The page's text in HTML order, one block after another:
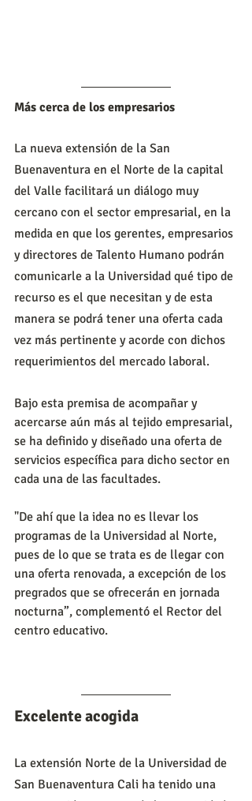
Más cerca de los empresarios
La nueva extensión de la San
Buenaventura en el Norte de la capital
del Valle facilitará un diálogo muy
cercano con el sector empresarial, en la
medida en que los gerentes, empresarios
y directores de Talento Humano podrán
comunicarle a la Universidad qué tipo de
recurso es el que necesitan y de esta
manera se podrá tener una oferta cada
vez más pertinente y acorde con dichos
requerimientos del mercado laboral.
Bajo esta premisa de acompañar y
acercarse aún más al tejido empresarial,
se ha definido y diseñado una oferta de
servicios específica para dicho sector en
cada una de las facultades.
"De ahí que la idea no es llevar los
programas de la Universidad al Norte,
pues de lo que se trata es de llegar con
una oferta renovada, a excepción de los
pregrados que se ofrecerán en jornada
nocturna”, complementó el Rector del
centro educativo.
Excelente acogida
La extensión Norte de la Universidad de
San Buenaventura Cali ha tenido una